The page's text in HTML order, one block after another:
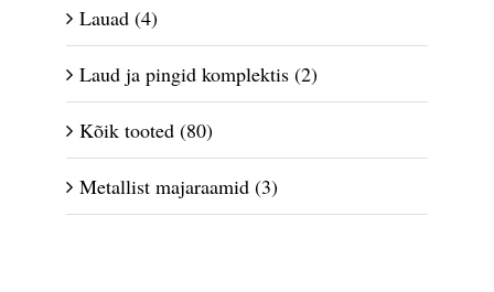
Lauad (4)
Laud ja pingid komplektis (2)
Kõik tooted (80)
Metallist majaraamid (3)